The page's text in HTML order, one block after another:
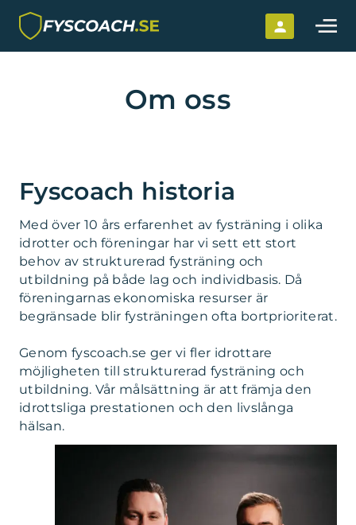
Hoppa till innehållet
Om oss
Fyscoach historia
Med över 10 års erfarenhet av fysträning i olika
idrotter och föreningar har vi sett ett stort
behov av strukturerad fysträning och
utbildning på både lag och individbasis. Då
föreningarnas ekonomiska resurser är
begränsade blir fysträningen ofta bortprioriterat.
Genom fyscoach.se ger vi fler idrottare
möjligheten till strukturerad fysträning och
utbildning. Vår målsättning är att främja den
idrottsliga prestationen och den livslånga
hälsan.